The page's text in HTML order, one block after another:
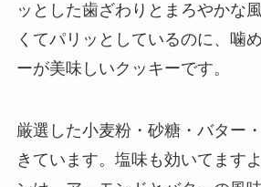
ッとした歯ざわりとまろやかな
くてパリッとしているのに、噛
ーが美味しいクッキーです。
厳選した小麦粉・砂糖・バター
きています。塩味も効いてます